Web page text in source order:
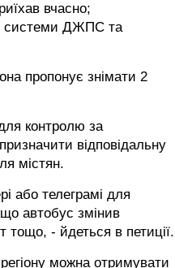
вчасно;
системи ДЖПС та
пропонує знімати 2
контролю за
відповідальну
містян.
або телеграмі для
автобус змінив
- йдеться в петиції.
можна отримувати